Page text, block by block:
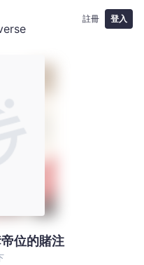
註冊 登入
位的賭注